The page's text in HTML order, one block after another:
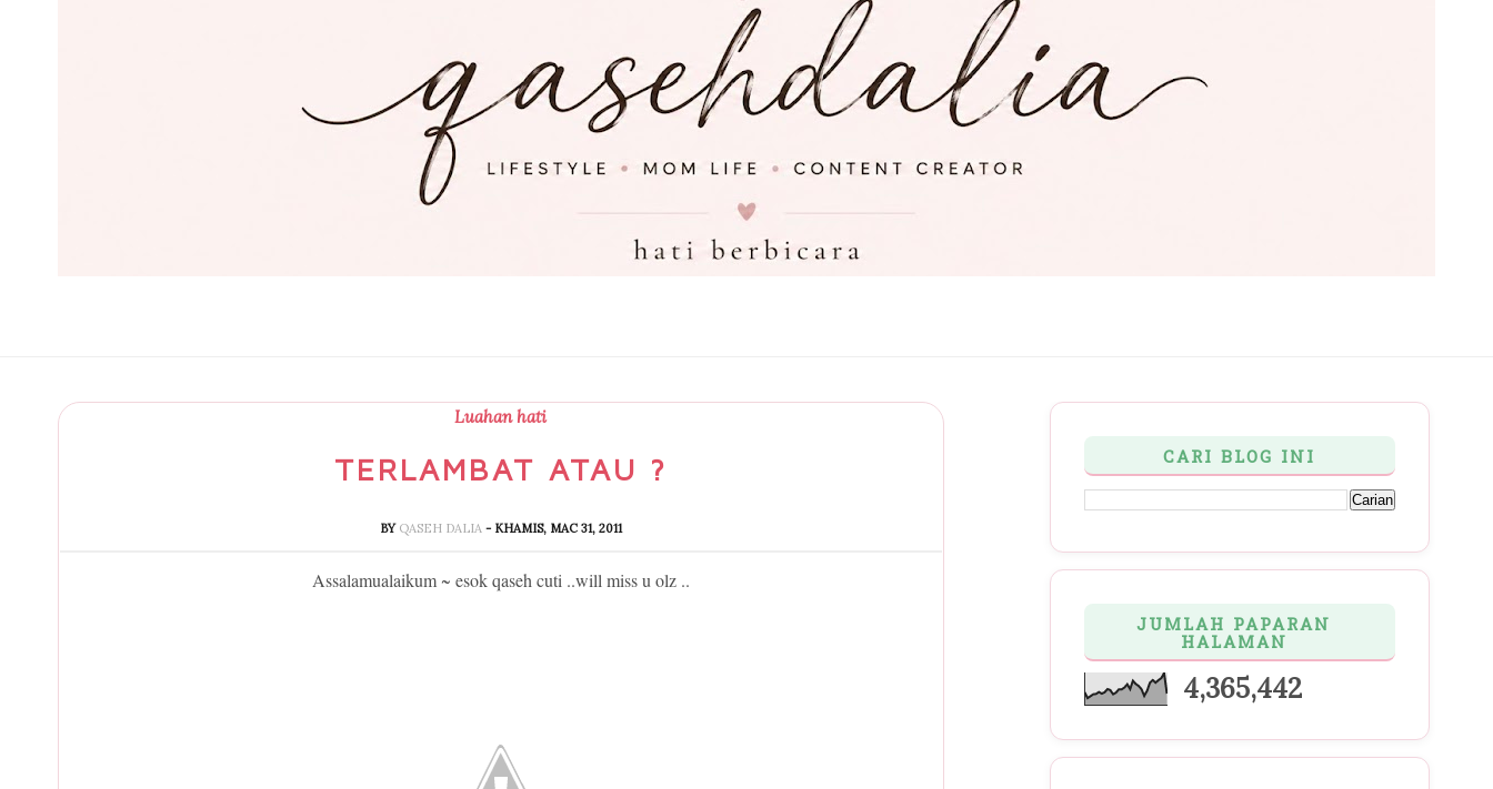
Luahan hati
TERLAMBAT ATAU ?
BY QASEH DALIA - KHAMIS, MAC 31, 2011
Assalamualaikum ~ esok qaseh cuti ..will miss u olz ..
CARI BLOG INI
JUMLAH PAPARAN
HALAMAN
4,365,442